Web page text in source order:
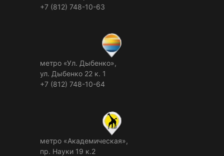
+7 (812) 748-10-63
метро «Ул. Дыбенко»,
ул. Дыбенко 22 к. 1
+7 (812) 748-10-64
метро «Академическая»,
пр. Науки 19 к.2